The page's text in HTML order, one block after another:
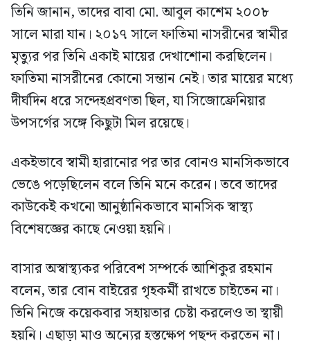
তিনি জানান, তাদের বাবা মো. আবুল কাশেম ২০০৮
সালে মারা যান। ২০১৭ সালে ফাতিমা নাসরীনের স্বামীর
মৃত্যুর পর তিনি একাই মায়ের দেখাশোনা করছিলেন।
ফাতিমা নাসরীনের কোনো সন্তান নেই। তার মায়ের মধ্যে
দীর্ঘদিন ধরে সন্দেহপ্রবণতা ছিল, যা সিজোফ্রেনিয়ার
উপসর্গের সঙ্গে কিছুটা মিল রয়েছে।
একইভাবে স্বামী হারানোর পর তার বোনও মানসিকভাবে
ভেঙে পড়েছিলেন বলে তিনি মনে করেন। তবে তাদের
কাউকেই কখনো আনুষ্ঠানিকভাবে মানসিক স্বাস্থ্য
বিশেষজ্ঞের কাছে নেওয়া হয়নি।
বাসার অস্বাস্থ্যকর পরিবেশ সম্পর্কে আশিকুর রহমান
বলেন, তার বোন বাইরের গৃহকর্মী রাখতে চাইতেন না।
তিনি নিজে কয়েকবার সহায়তার চেষ্টা করলেও তা স্থায়ী
হয়নি। এছাড়া মাও অন্যের হস্তক্ষেপ পছন্দ করতেন না।